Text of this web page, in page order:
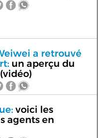
a retrouvé
un aperçu du
voici les
agents en